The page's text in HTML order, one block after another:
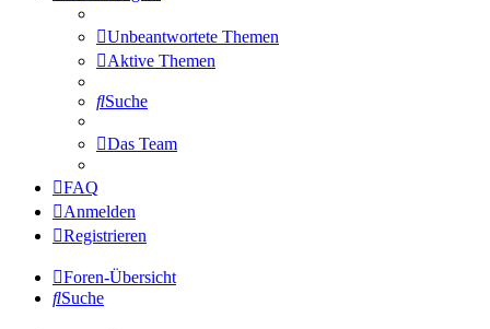
Unbeantwortete Themen
Aktive Themen
Suche
Das Team
FAQ
Anmelden
Registrieren
Foren-Übersicht
Suche